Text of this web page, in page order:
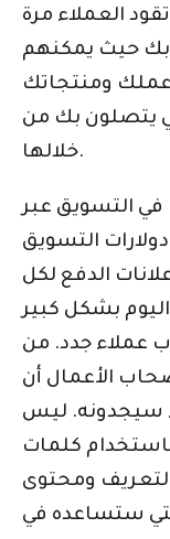
العملاء مرة
بك حيث يمكنهم
ومنتجاتك
يتصلون بك من
خلالها.
التسويق عبر
التسويق
الدفع لكل
بشكل كبير
عملاء جدد. من
الأعمال أن
سيجدونه. ليس
كلمات
ومحتوى
ستساعده في